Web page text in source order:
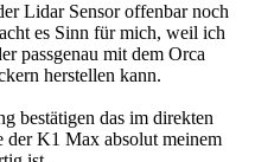
Lidar Sensor offenbar noch
es Sinn für mich, weil ich
passgenau mit dem Orca
herstellen kann.
bestätigen das im direkten
K1 Max absolut meinem